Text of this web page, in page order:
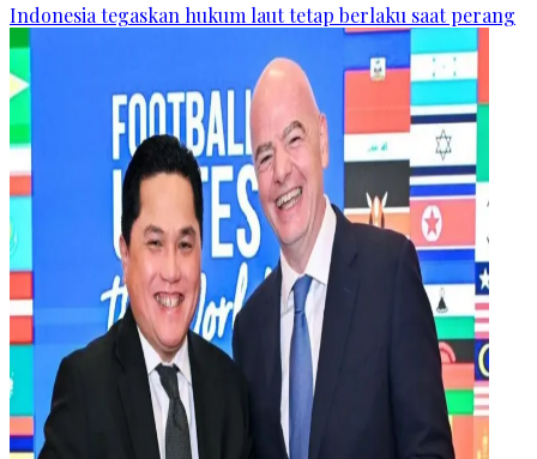
Indonesia tegaskan hukum laut tetap berlaku saat perang